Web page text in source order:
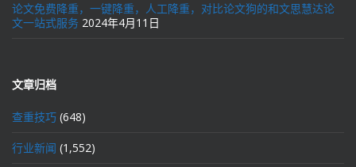
论文免费降重，一键降重，人工降重，对比论文狗的和文思慧达论
文一站式服务 2024年4月11日
文章归档
查重技巧 (648)
行业新闻 (1,552)